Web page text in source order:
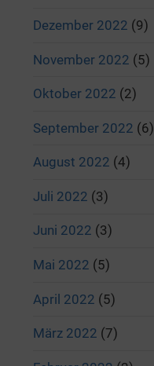
Dezember 2022 (9)
November 2022 (5)
Oktober 2022 (2)
September 2022 (6)
August 2022 (4)
Juli 2022 (3)
Juni 2022 (3)
Mai 2022 (5)
April 2022 (5)
März 2022 (7)